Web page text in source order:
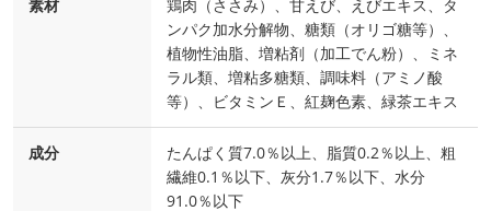
素材
鶏肉（ささみ）、甘えび、えびエキス、タ
ンパク加水分解物、糖類（オリゴ糖等）、
植物性油脂、増粘剤（加工でん粉）、ミネ
ラル類、増粘多糖類、調味料（アミノ酸
等）、ビタミンＥ、紅麹色素、緑茶エキス
成分
たんぱく質7.0％以上、脂質0.2％以上、粗
繊維0.1％以下、灰分1.7％以下、水分
91.0％以下